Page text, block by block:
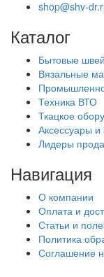
shop@shv-
Каталог
Бытовые
Вязальные
Техника ВТО
Ткацкое
Аксессуары и
Лидеры
Навигация
О компании
Оплата и
Статьи и
Политика
Соглашение